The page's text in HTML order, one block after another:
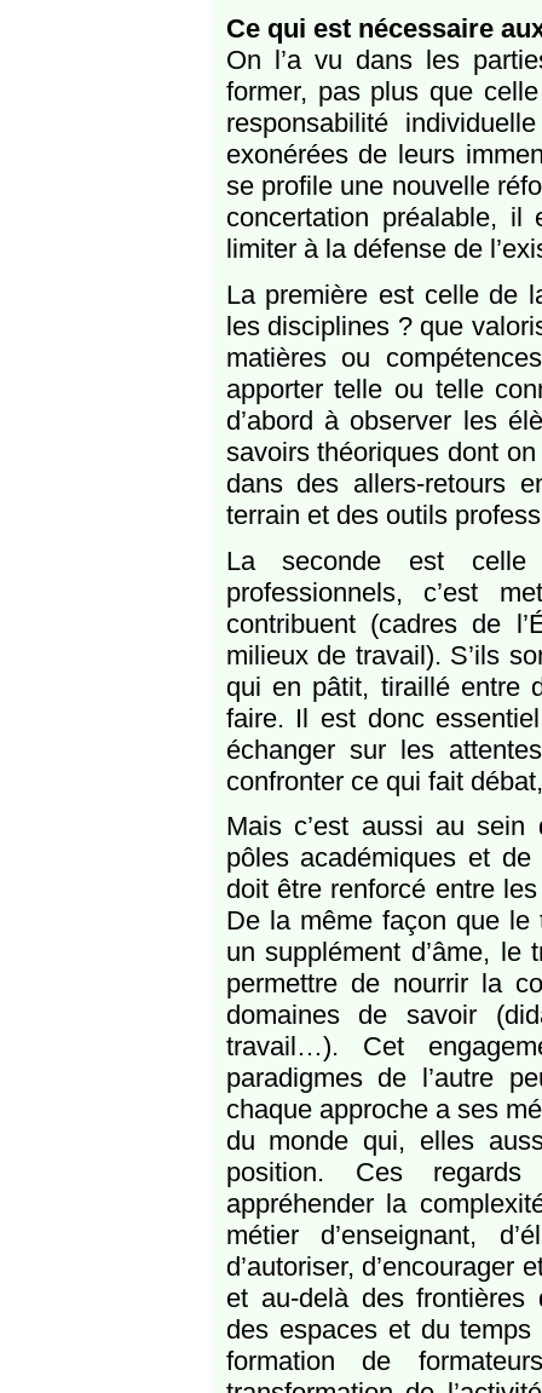
Ce qui est nécessaire
On l’a vu dans les
former, pas plus que
responsabilité
exonérées de leurs
se profile une nouvelle
concertation préalable,
limiter à la défense de
La première est celle de
les disciplines ? que
matières ou
apporter telle ou telle
d’abord à observer les
savoirs théoriques dont on
dans des allers-retours
terrain et des outils
La seconde est celle
professionnels, c’est
contribuent (cadres de
milieux de travail). S’ils
qui en pâtit, tiraillé entre
faire. Il est donc
échanger sur les
confronter ce qui fait
Mais c’est aussi au sein
pôles académiques et
doit être renforcé entre
De la même façon que le
un supplément d’âme,
permettre de nourrir la
domaines de savoir
travail…). Cet
paradigmes de l’autre
chaque approche a ses
du monde qui, elles
position. Ces regards
appréhender la
métier d’enseignant,
d’autoriser, d’encourager
et au-delà des frontières
des espaces et du
formation de